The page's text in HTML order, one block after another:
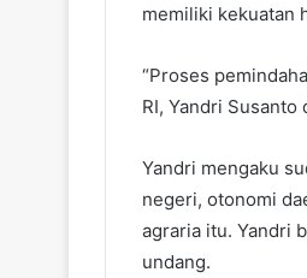
memiliki kekuatan
“Proses
RI, Yandri Susanto
Yandri mengaku
negeri, otonomi
agraria itu. Yandri
undang.